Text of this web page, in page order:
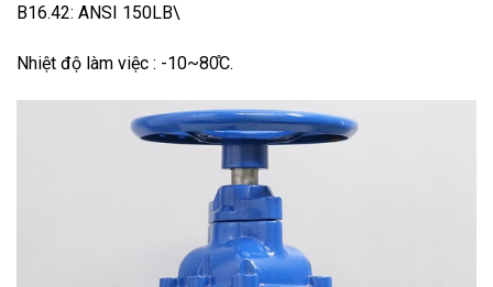
B16.42: ANSI 150LB\
Nhiệt độ làm việc : -10~80̊C.